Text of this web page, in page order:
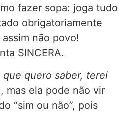
fazer sopa: joga tudo
obrigatoriamente
não povo!
SINCERA.
quero saber, terei
mas ela pode não vir
“sim ou não”, pois